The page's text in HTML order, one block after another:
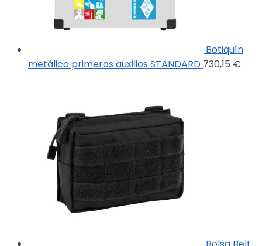
Botiquín
metálico primeros auxilios STANDARD 730,15 €